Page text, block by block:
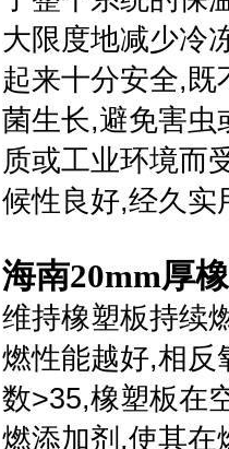
大限度地减少冷
起来十分安全,既
菌生长,避免害虫
质或工业环境而
候性良好,经久实
海南20mm厚
维持橡塑板持续
燃性能越好,相反
数>35,橡塑板在
燃添加剂,使其在